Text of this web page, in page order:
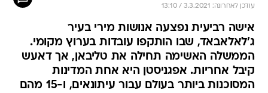
עודכן לאחרונה: 3.3.2021 / 13:10
אישה רביעית נפצעה אנושות מירי בעיר
ג'לאלאבאד, שבו הותקפו עובדות בערוץ מקומי.
הממשלה האשימה תחילה את טליבאן, אך דאעש
קיבל אחריות. אפגניסטן היא אחת המדינות
המסוכנות ביותר בעולם עבור עיתונאים, ו-15 מהם